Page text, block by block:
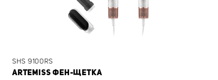
SHS 9100RS
ARTEMISS ФЕН-ЩЕТКА